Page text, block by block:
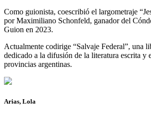
Como guionista, coescribió el largometraje
por Maximiliano Schonfeld, ganador del
Guion en 2023.
Actualmente codirige “Salvaje Federal”, una
dedicado a la difusión de la literatura escrita y
provincias argentinas.
Arias, Lola